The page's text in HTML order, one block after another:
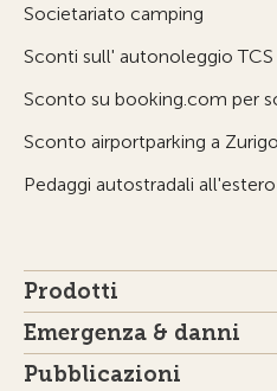
Societariato camping
Sconti sull' autonoleggio TCS
Sconto su booking.com per
Sconto airportparking a
Pedaggi autostradali all'estero
Prodotti
Emergenza & danni
Pubblicazioni